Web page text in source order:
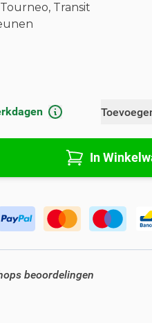
Tourneo, Transit
In
beoordelingen